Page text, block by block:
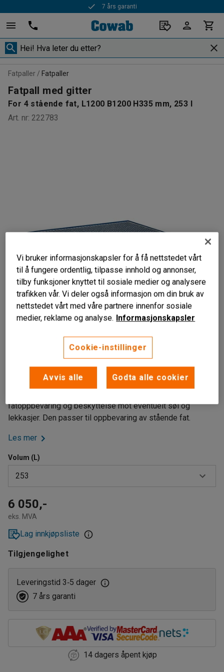
7 års garanti
Fatpaller Fatpaller
Fatpall med gitter
For 4 stående fat, L1200 B1200 H335 mm, 253 l
Art. nr: 222783
Søl samles i oppsamlingskaret
Enkel å flytte på
fatoppbevaring og beskyttelse mot eventuelt søl og
lekkasjer. Den passer til oppbevaring av stående fat.
Les mer
Volum (L)
253
216
222
253
6 050,-
eks. MVA
Lag innkjøpsliste
Tilgjengelighet
Leveringstid 3‑5 dager
7 års garanti
14 dagers åpent kjøp
Vi bruker informasjonskapsler for å få nettstedet vårt
til å fungere ordentlig, tilpasse innhold og annonser,
tilby funksjoner knyttet til sosiale medier og analysere
trafikken vår. Vi deler også informasjon om din bruk av
nettstedet vårt med våre partnere innenfor sosiale
medier, reklame og analyse. Informasjonskapsler
Cookie-instillinger
Avvis alle Godta alle cookier